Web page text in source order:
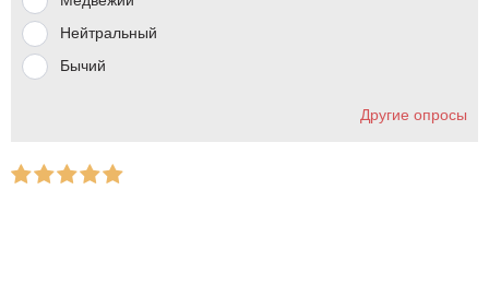
Нейтральный
Бычий
Другие опросы